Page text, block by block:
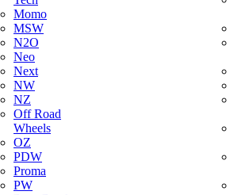
Momo
MSW
N2O
Neo
Next
NW
NZ
Off Road
Wheels
OZ
PDW
Proma
PW